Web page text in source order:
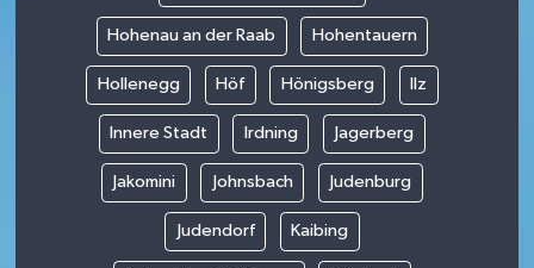
Hohenau an der Raab Hohentauern
Hollenegg Höf Hönigsberg Ilz
Innere Stadt Irdning Jagerberg
Jakomini Johnsbach Judenburg
Judendorf Kaibing